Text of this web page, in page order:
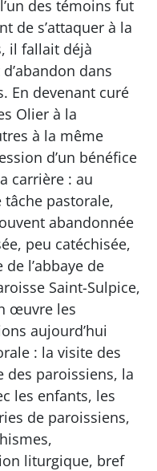
des témoins fut
de s’attaquer à la
il fallait déjà
dans
En devenant curé
Olier à la
à la même
d’un bénéfice
carrière : au
pastorale,
abandonnée
peu catéchisée,
l’abbaye de
Saint-Sulpice,
œuvre les
aujourd’hui
: la visite des
des paroissiens, la
les enfants, les
de paroissiens,
liturgique, bref